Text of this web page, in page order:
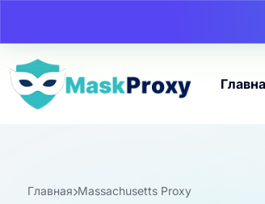
Главная Massachusetts Proxy